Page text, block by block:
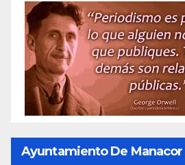
Ayuntamiento De Manacor